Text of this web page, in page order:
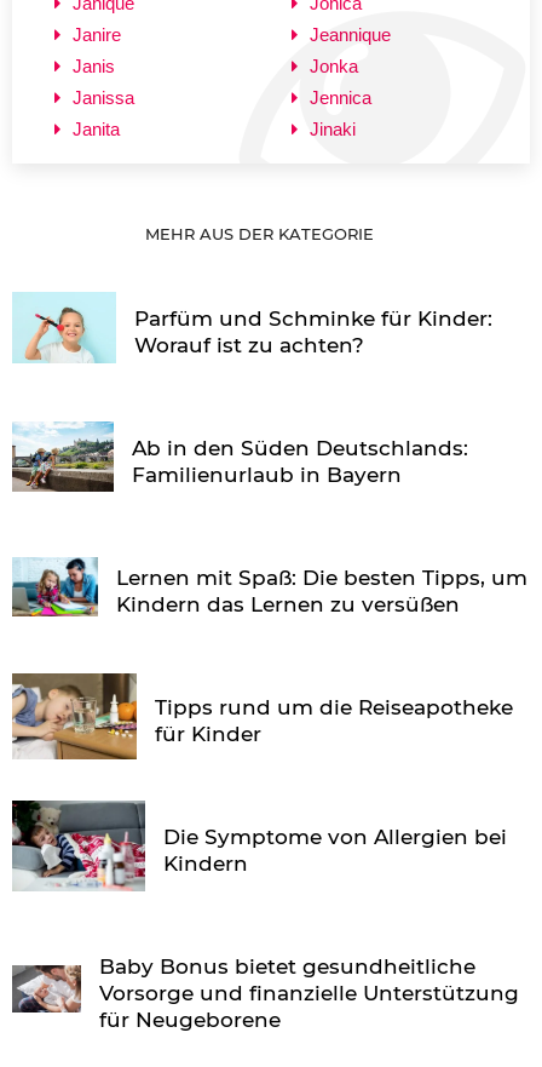
Janire
Janis
Janissa
Janita
Jeannique
Jonka
Jennica
Jinaki
MEHR AUS DER KATEGORIE
Parfüm und Schminke für Kinder:
Worauf ist zu achten?
Ab in den Süden Deutschlands:
Familienurlaub in Bayern
Lernen mit Spaß: Die besten Tipps, um
Kindern das Lernen zu versüßen
Tipps rund um die Reiseapotheke
für Kinder
Die Symptome von Allergien bei
Kindern
Baby Bonus bietet gesundheitliche
Vorsorge und finanzielle Unterstützung
für Neugeborene